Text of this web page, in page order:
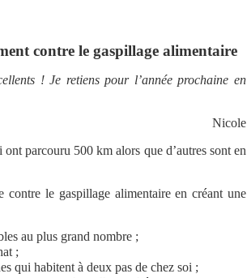
contre le gaspillage alimentaire
! Je retiens pour l’année prochaine en
Nicole
parcouru 500 km alors que d’autres sont en
contre le gaspillage alimentaire en créant une
au plus grand nombre ;
;
qui habitent à deux pas de chez soi ;